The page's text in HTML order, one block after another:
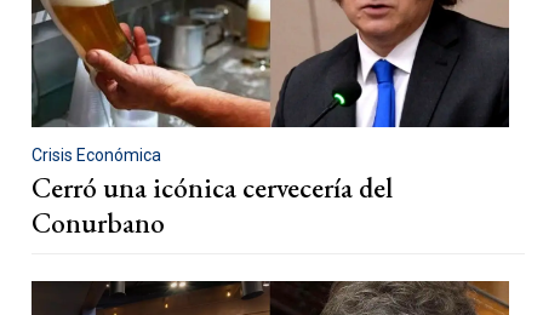
Crisis Económica
Cerró una icónica cervecería del
Conurbano